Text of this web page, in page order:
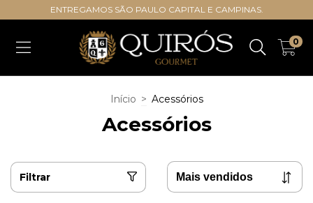
ENTREGAMOS SÃO PAULO CAPITAL E CAMPINAS.
0
Início > Acessórios
Acessórios
Filtrar